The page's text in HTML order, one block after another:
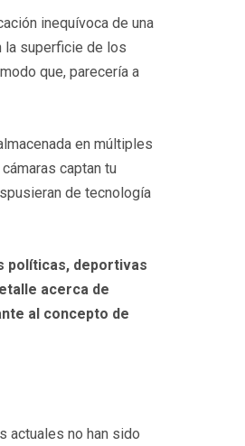
inequívoca de una
la superficie de los
que, parecería a
en múltiples
captan tu
de tecnología
políticas, deportivas
acerca de
al concepto de
actuales no han sido